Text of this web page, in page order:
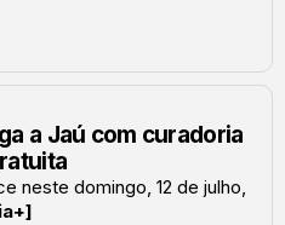
a Jaú com curadoria
neste domingo, 12 de julho,